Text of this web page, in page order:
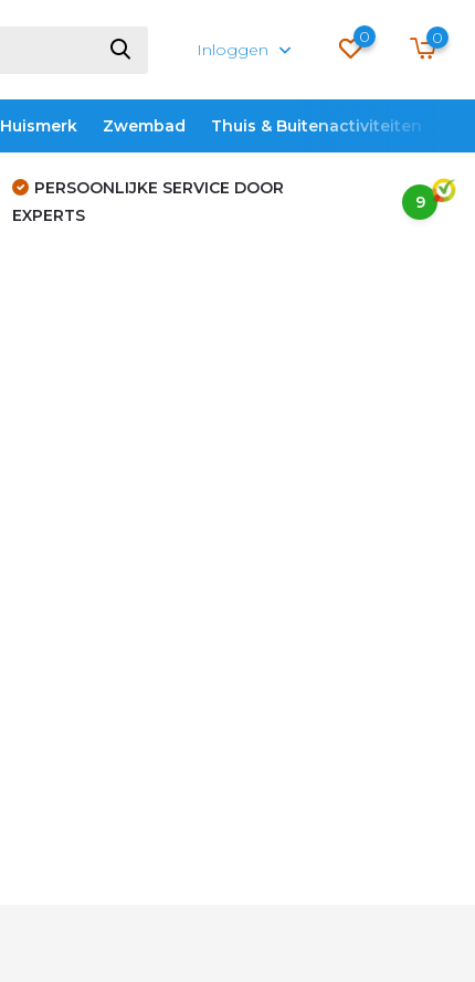
Inloggen
0 0
Huismerk Zwembad Thuis & Buitenactiviteiten
PERSOONLIJKE SERVICE DOOR
EXPERTS
9